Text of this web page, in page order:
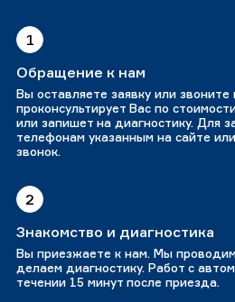
1
Обращение к нам
Вы оставляете заявку или
проконсультирует Вас по
или запишет на диагностику. Для
телефонам указанным на сайте
звонок.
2
Знакомство и диагностика
Вы приезжаете к нам. Мы
делаем диагностику. Работ с
течении 15 минут после приезда.